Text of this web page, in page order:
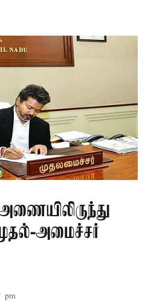
அமைச்சர்
pm